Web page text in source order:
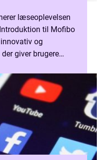
læseoplevelsen
til Mofibo
og
giver brugere